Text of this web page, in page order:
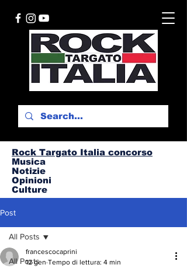
Rock Targato Italia concorso
Musica
Notizie
Opinioni
Culture
Post
All Posts
All Posts
francescocaprini
12 gen Tempo di lettura: 4 min